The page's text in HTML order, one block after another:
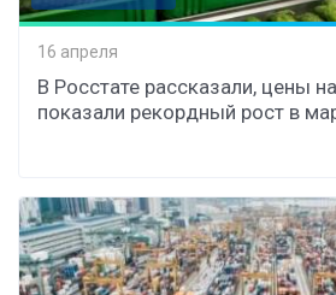
16 апреля
В Росстате рассказали, цены
показали рекордный рост в